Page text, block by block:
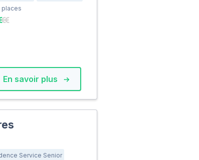
places
En savoir plus
Service Senior